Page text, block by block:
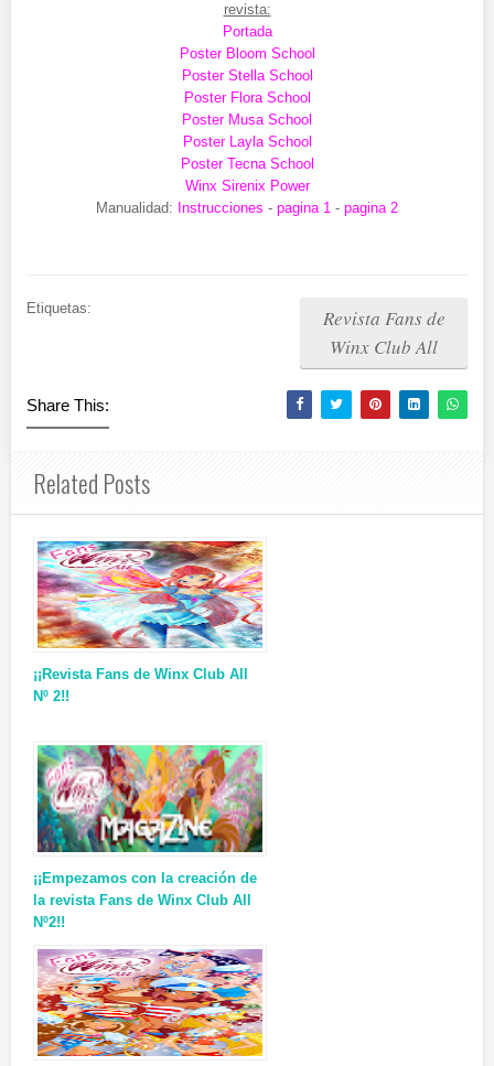
revista:
Portada
Poster Bloom School
Poster Stella School
Poster Flora School
Poster Musa School
Poster Layla School
Poster Tecna School
Winx Sirenix Power
Manualidad: Instrucciones - pagina 1 - pagina 2
Etiquetas:
Revista Fans de
Winx Club All
Share This:
Related Posts
¡¡Revista Fans de Winx Club All
Nº 2!!
¡¡Empezamos con la creación de
la revista Fans de Winx Club All
Nº2!!